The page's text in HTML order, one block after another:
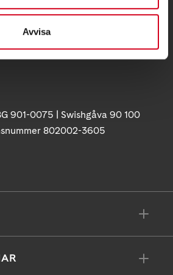
Avvisa
901-0075 | Swishgåva 90 100
802002-3605